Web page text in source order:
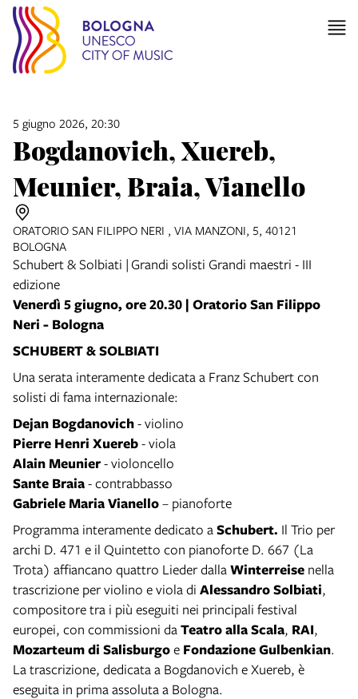
item 1 of 5
5 giugno 2026, 20:30
Bogdanovich, Xuereb,
Meunier, Braia, Vianello
ORATORIO SAN FILIPPO NERI , VIA MANZONI, 5, 40121
BOLOGNA
Schubert & Solbiati | Grandi solisti Grandi maestri - III
edizione
Venerdì 5 giugno, ore 20.30 | Oratorio San Filippo
Neri - Bologna
SCHUBERT & SOLBIATI
Una serata interamente dedicata a Franz Schubert con
solisti di fama internazionale:
Dejan Bogdanovich- violino
Pierre Henri Xuereb- viola
Alain Meunier- violoncello
Sante Braia- contrabbasso
Gabriele Maria Vianello– pianoforte
Programma interamente dedicato a Schubert. Il Trio per
archi D. 471 e il Quintetto con pianoforte D. 667 (La
Trota) affiancano quattro Lieder dalla Winterreise nella
trascrizione per violino e viola di Alessandro Solbiati,
compositore tra i più eseguiti nei principali festival
europei, con commissioni da Teatro alla Scala, RAI,
Mozarteum di Salisburgoe Fondazione Gulbenkian.
La trascrizione, dedicata a Bogdanovich e Xuereb, è
eseguita in prima assoluta a Bologna.